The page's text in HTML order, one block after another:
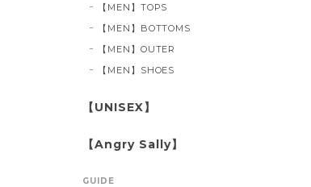
【MEN】TOPS
【MEN】BOTTOMS
【MEN】OUTER
【MEN】SHOES
【UNISEX】
【Angry Sally】
GUIDE